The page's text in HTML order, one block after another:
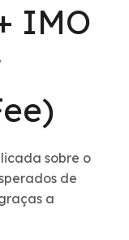
IMO
sobre o
de
a